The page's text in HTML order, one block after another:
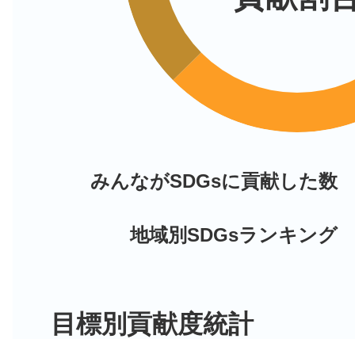
クイズ「防災クイズ⛑️46 消防
る」に正解しました。合計で1...
みんながSDGsに貢献した数
地域別SDGsランキング
目標別貢献度統計